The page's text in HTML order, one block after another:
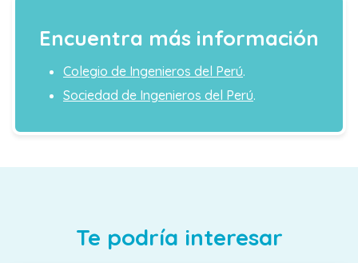
Encuentra más información
Colegio de Ingenieros del Perú.
Sociedad de Ingenieros del Perú.
Te podría interesar